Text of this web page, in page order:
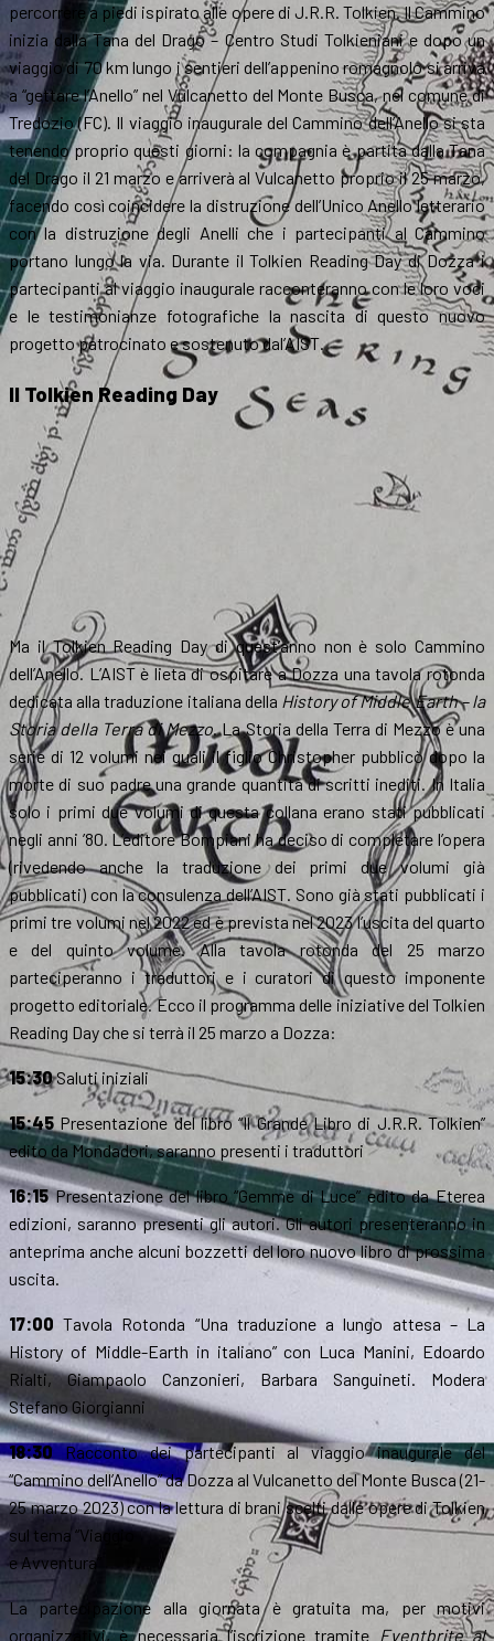
percorrere a piedi ispirato alle opere di J.R.R. Tolkien. Il Cammino
inizia dalla Tana del Drago – Centro Studi Tolkieniani e dopo un
viaggio di 70 km lungo i sentieri dell’appenino romagnolo si arriva
a “gettare l’Anello” nel Vulcanetto del Monte Busca, nel comune di
Tredozio (FC). Il viaggio inaugurale del Cammino dell’Anello si sta
tenendo proprio questi giorni: la compagnia è partita dalla Tana
del Drago il 21 marzo e arriverà al Vulcanetto proprio il 25 marzo,
facendo così coincidere la distruzione dell’Unico Anello letterario
con la distruzione degli Anelli che i partecipanti al Cammino
portano lungo la via. Durante il Tolkien Reading Day di Dozza i
partecipanti al viaggio inaugurale racconteranno con le loro voci
e le testimonianze fotografiche la nascita di questo nuovo
progetto patrocinato e sostenuto dal’AIST.
Il Tolkien Reading Day
Ma il Tolkien Reading Day di quest’anno non è solo Cammino
dell’Anello. L’AIST è lieta di ospitare a Dozza una tavola rotonda
dedicata alla traduzione italiana della History of Middle Earth – la
Storia della Terra di Mezzo. La Storia della Terra di Mezzo è una
serie di 12 volumi nei quali il figlio Christopher pubblicò dopo la
morte di suo padre una grande quantità di scritti inediti. In Italia
solo i primi due volumi di questa collana erano stati pubblicati
negli anni ’80. L’editore Bompiani ha deciso di completare l’opera
(rivedendo anche la traduzione dei primi due volumi già
pubblicati) con la consulenza dell’AIST. Sono già stati pubblicati i
primi tre volumi nel 2022 ed è prevista nel 2023 l’uscita del quarto
e del quinto volume. Alla tavola rotonda del 25 marzo
parteciperanno i traduttori e i curatori di questo imponente
progetto editoriale. Ecco il programma delle iniziative del Tolkien
Reading Day che si terrà il 25 marzo a Dozza:
15:30Saluti iniziali
15:45 Presentazione del libro “Il Grande Libro di J.R.R. Tolkien”
edito da Mondadori, saranno presenti i traduttori
16:15Presentazione del libro “Gemme di Luce” edito da Eterea
edizioni, saranno presenti gli autori. Gli autori presenteranno in
anteprima anche alcuni bozzetti del loro nuovo libro di prossima
uscita.
17:00 Tavola Rotonda “Una traduzione a lungo attesa – La
History of Middle-Earth in italiano” con Luca Manini, Edoardo
Rialti, Giampaolo Canzonieri, Barbara Sanguineti. Modera
Stefano Giorgianni
18:30 Racconto dei partecipanti al viaggio inaugurale del
“Cammino dell’Anello” da Dozza al Vulcanetto del Monte Busca (21-
25 marzo 2023) con la lettura di brani scelti dalle opere di Tolkien
sul tema “Viaggio
e Avventura”
La partecipazione alla giornata è gratuita ma, per motivi
organizzativi, è necessaria l’iscrizione tramite Eventbrite al